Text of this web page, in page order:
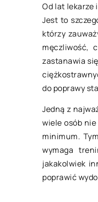
Od lat lekarze
Jest to
którzy
męczliwość,
zastanawia się
do poprawy
Jedną z
wiele osób
minimum.
wymaga
jakakolwiek
poprawić